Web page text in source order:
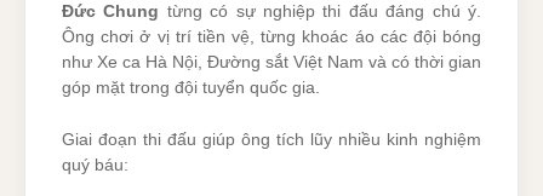
Đức Chung từng có sự nghiệp thi đấu đáng chú ý.
Ông chơi ở vị trí tiền vệ, từng khoác áo các đội bóng
như Xe ca Hà Nội, Đường sắt Việt Nam và có thời gian
góp mặt trong đội tuyển quốc gia.
Giai đoạn thi đấu giúp ông tích lũy nhiều kinh nghiệm
quý báu: